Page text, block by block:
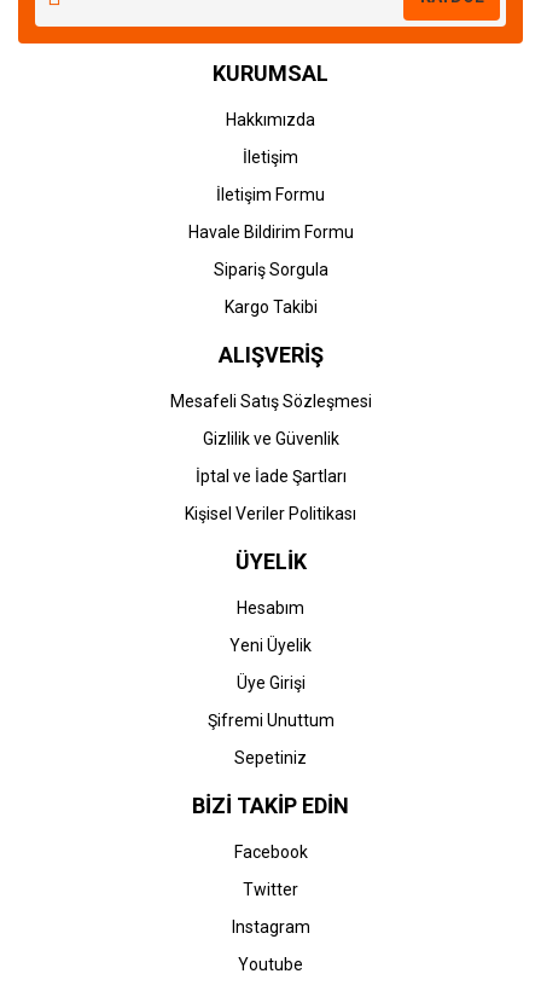
KURUMSAL
Hakkımızda
İletişim
İletişim Formu
Havale Bildirim Formu
Sipariş Sorgula
Kargo Takibi
ALIŞVERİŞ
Mesafeli Satış Sözleşmesi
Gizlilik ve Güvenlik
İptal ve İade Şartları
Kişisel Veriler Politikası
ÜYELİK
Hesabım
Yeni Üyelik
Üye Girişi
Şifremi Unuttum
Sepetiniz
BİZİ TAKİP EDİN
Facebook
Twitter
Instagram
Youtube